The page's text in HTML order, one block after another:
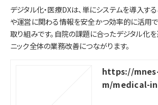
デジタル化・医療DXは、単にシステムを導入す
や運営に関わる情報を安全かつ効率的に活用で
取り組みです。自院の課題に合ったデジタル化を
ニック全体の業務改善につながります。
https://
m/medical-